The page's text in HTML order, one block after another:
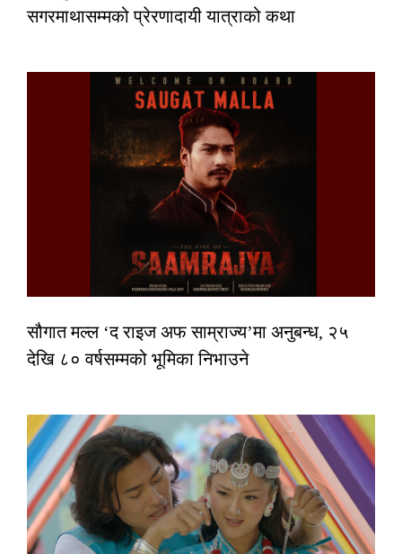
सगरमाथासम्मको प्रेरणादायी यात्राको कथा
सौगात मल्ल ‘द राइज अफ साम्राज्य’मा अनुबन्ध, २५
देखि ८० वर्षसम्मको भूमिका निभाउने